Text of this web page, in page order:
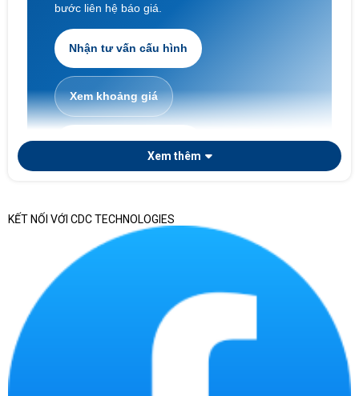
bước liên hệ báo giá.
Nhận tư vấn cấu hình
Xem khoảng giá
Laptop doanh nghiệp
Nếu doanh nghiệp cần chọn laptop theo phòng ban,
số lượng triển khai, tiêu chuẩn cấu hình, chứng từ
bàn giao và khả năng quản lý tài sản CNTT sau mua,
có thể tham khảo thêm bài viết chuyên sâu về
laptop doanh nghiệp. Trang này tập trung vào
danh mục laptop chính hãng nói chung, còn bài
chuyên sâu phù hợp hơn khi cần chuẩn hóa thiết bị
Xem thêm
KẾT NỐI VỚI CDC TECHNOLOGIES